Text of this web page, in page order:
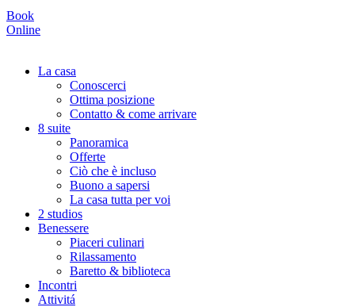
Book
Online
La casa
Conoscerci
Ottima posizione
Contatto & come arrivare
8 suite
Panoramica
Offerte
Ciò che è incluso
Buono a sapersi
La casa tutta per voi
2 studios
Benessere
Piaceri culinari
Rilassamento
Baretto & biblioteca
Incontri
Attivitá